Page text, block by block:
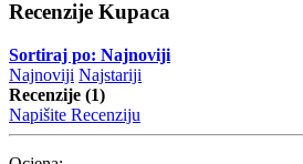
Recenzije Kupaca
Sortiraj po: Najnoviji
Najnoviji Najstariji
Recenzije (1)
Napišite Recenziju